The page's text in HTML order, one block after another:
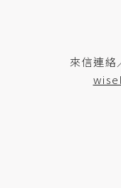
來信連絡